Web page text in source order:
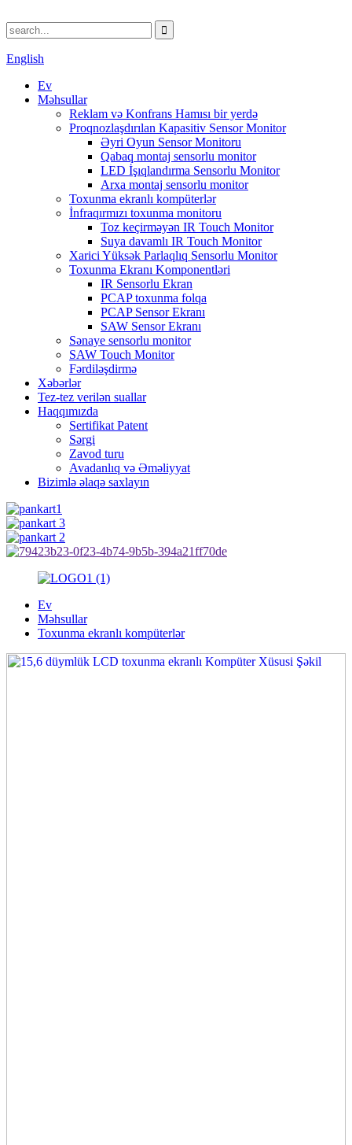
English
Ev
Məhsullar
Reklam və Konfrans Hamısı bir yerdə
Proqnozlaşdırılan Kapasitiv Sensor Monitor
Əyri Oyun Sensor Monitoru
Qabaq montaj sensorlu monitor
LED İşıqlandırma Sensorlu Monitor
Arxa montaj sensorlu monitor
Toxunma ekranlı kompüterlər
İnfraqırmızı toxunma monitoru
Toz keçirməyən IR Touch Monitor
Suya davamlı IR Touch Monitor
Xarici Yüksək Parlaqlıq Sensorlu Monitor
Toxunma Ekranı Komponentləri
IR Sensorlu Ekran
PCAP toxunma folqa
PCAP Sensor Ekranı
SAW Sensor Ekranı
Sənaye sensorlu monitor
SAW Touch Monitor
Fərdiləşdirmə
Xəbərlər
Tez-tez verilən suallar
Haqqımızda
Sertifikat Patent
Sərgi
Zavod turu
Avadanlıq və Əməliyyat
Bizimlə əlaqə saxlayın
Ev
Məhsullar
Toxunma ekranlı kompüterlər